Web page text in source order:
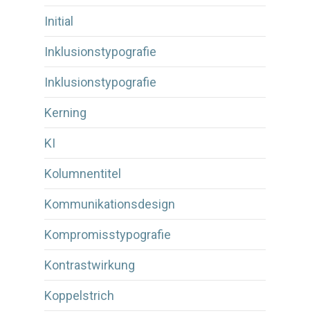
Initial
Inklusionstypografie
Inklusionstypografie
Kerning
KI
Kolumnentitel
Kommunikationsdesign
Kompromisstypografie
Kontrastwirkung
Koppelstrich